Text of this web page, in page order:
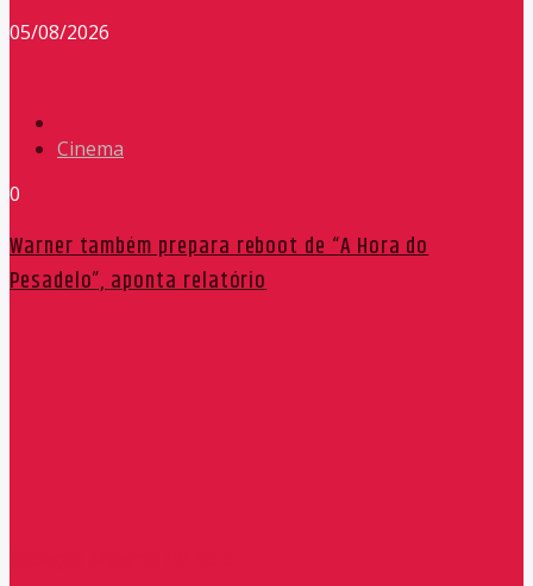
05/08/2026
Cinema
0
Warner também prepara reboot de “A Hora do
Pesadelo”, aponta relatório